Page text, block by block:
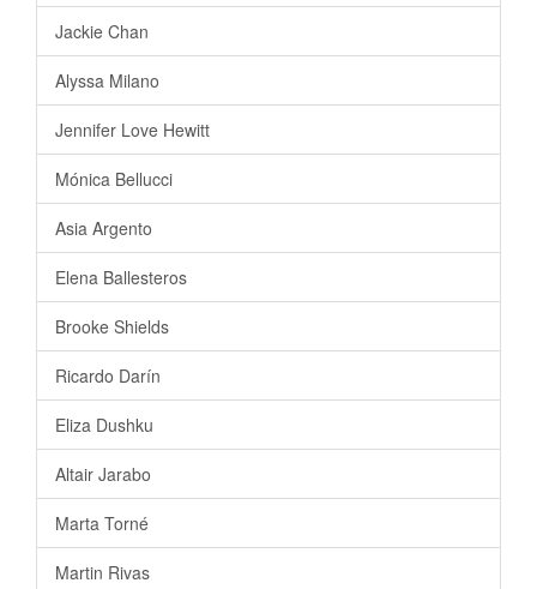
Jackie Chan
Alyssa Milano
Jennifer Love Hewitt
Mónica Bellucci
Asia Argento
Elena Ballesteros
Brooke Shields
Ricardo Darín
Eliza Dushku
Altair Jarabo
Marta Torné
Martin Rivas